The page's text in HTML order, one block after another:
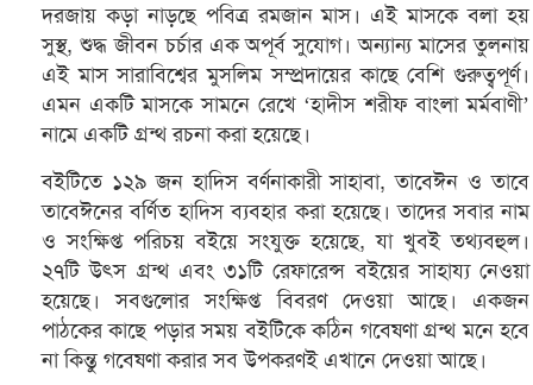
দরজায় কড়া নাড়ছে পবিত্র রমজান মাস। এই মাসকে বলা হয়
সুস্থ, শুদ্ধ জীবন চর্চার এক অপূর্ব সুযোগ। অন্যান্য মাসের তুলনায়
এই মাস সারাবিশ্বের মুসলিম সম্প্রদায়ের কাছে বেশি গুরুত্বপূর্ণ।
এমন একটি মাসকে সামনে রেখে ‘হাদীস শরীফ বাংলা মর্মবাণী’
নামে একটি গ্রন্থ রচনা করা হয়েছে।
বইটিতে ১২৯ জন হাদিস বর্ণনাকারী সাহাবা, তাবেঈন ও তাবে
তাবেঈনের বর্ণিত হাদিস ব্যবহার করা হয়েছে। তাদের সবার নাম
ও সংক্ষিপ্ত পরিচয় বইয়ে সংযুক্ত হয়েছে, যা খুবই তথ্যবহুল।
২৭টি উৎস গ্রন্থ এবং ৩১টি রেফারেন্স বইয়ের সাহায্য নেওয়া
হয়েছে। সবগুলোর সংক্ষিপ্ত বিবরণ দেওয়া আছে। একজন
পাঠকের কাছে পড়ার সময় বইটিকে কঠিন গবেষণা গ্রন্থ মনে হবে
না কিন্তু গবেষণা করার সব উপকরণই এখানে দেওয়া আছে।